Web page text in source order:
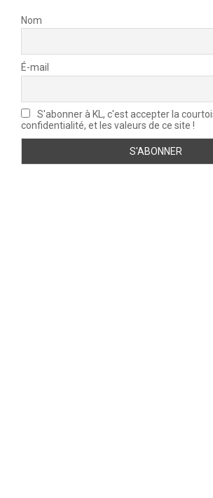
Nom
É-mail
S'abonner à KL, c'est accepter la
confidentialité, et les valeurs de ce site !